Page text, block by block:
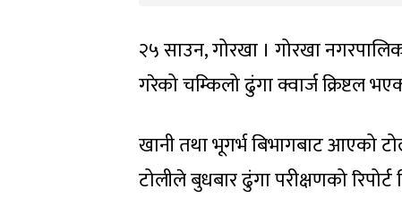
२५ साउन, गोरखा । गोरखा
गरेको चम्किलो ढुंगा क्वार्ज क्रिष्टल
खानी तथा भूगर्भ बिभागबाट आएको
टोलीले बुधबार ढुंगा परीक्षणको